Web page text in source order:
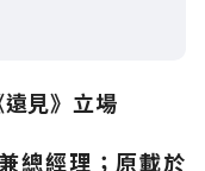
見》立場
總經理；原載於